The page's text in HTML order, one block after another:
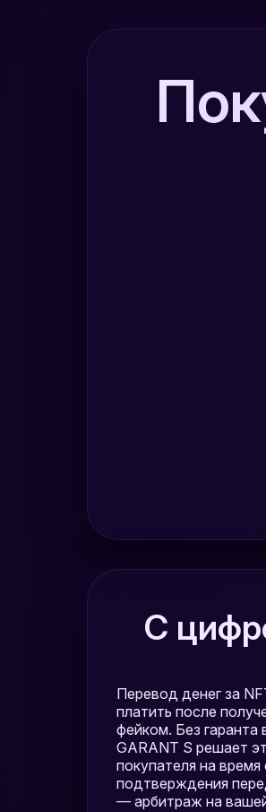
С
Перевод денег за
платить после
фейком. Без гаранта
GARANT S решает
покупателя на
подтверждения
— арбитраж на